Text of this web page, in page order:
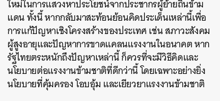
ใหม่ในการแสวงหาประโยชน์จากประชากรผู้ย้ายถิ่นข้าม
แดน ทั้งนี้ หากกลับมาสะท้อนย้อนคิดประเด็นเหล่านี้เพื่อ
การแก้ปัญหาเชิงโครงสร้างของประเทศ เช่น สภาวะสังคม
ผู้สูงอายุและปัญหาการขาดแคลนแรงงานในอนาคต หาก
รัฐไทยตระหนักถึงปัญหาเหล่านี้ ก็ควรที่จะมีวิธีคิดและ
นโยบายต่อแรงงานข้ามชาติที่ดีกว่านี้ โดยเฉพาะอย่างยิ่ง
นโยบายที่คุ้มครอง โอบอุ้ม และเยียวยาแรงงานข้ามชาติ